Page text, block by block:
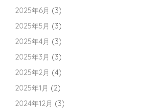
2025年6月 (3)
2025年5月 (3)
2025年4月 (3)
2025年3月 (3)
2025年2月 (4)
2025年1月 (2)
2024年12月 (3)